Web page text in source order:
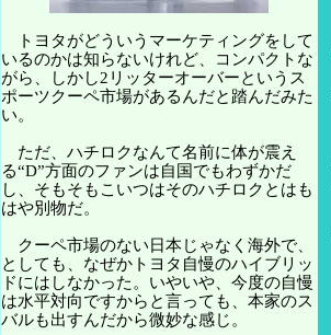
トヨタがどういうマーケティングをして
いるのかは知らないけれど、コンパクトな
がら、しかし2リッターオーバーというス
ポーツクーペ市場があるんだと踏んだみた
い。
ただ、ハチロクなんて名前に体が震え
る“D”方面のファンは自国でもわずかだ
し、そもそもこいつはそのハチロクとはも
はや別物だ。
クーペ市場のない日本じゃなく海外で、
としても、なぜかトヨタ自慢のハイブリッ
ドにはしなかった。いやいや、今度の自慢
は水平対向ですからと言っても、本家のス
バルも出すんだから微妙な感じ。